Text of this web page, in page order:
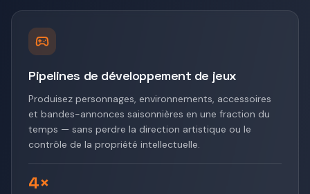
Pipelines de développement de jeux
Produisez personnages, environnements, accessoires
et bandes-annonces saisonnières en une fraction du
temps — sans perdre la direction artistique ou le
contrôle de la propriété intellectuelle.
4×